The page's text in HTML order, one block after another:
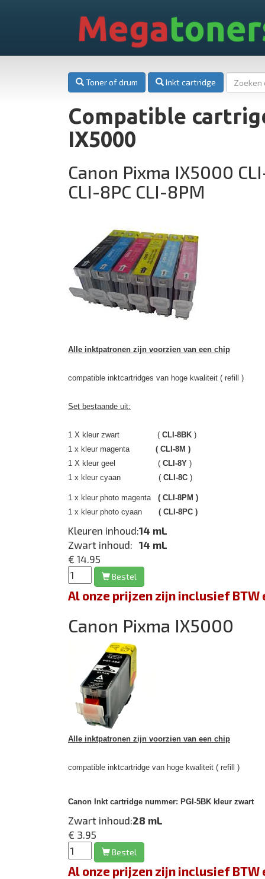
Mega
Toner of drum Inkt cartridge
Compatible
IX5000
Canon Pixma IX5000
CLI-8PC CLI-8PM
Alle inktpatronen zijn voorzien van een chip
compatible inktcartridges van hoge kwaliteit ( refill )
Set bestaande uit:
1 X kleur zwart ( CLI-8BK )
1 x kleur magenta ( CLI-8M )
1 X kleur geel ( CLI-8Y )
1 x kleur cyaan ( CLI-8C )
1 x kleur photo magenta ( CLI-8PM )
1 x kleur photo cyaan ( CLI-8PC )
Kleuren inhoud:14 mL
Zwart inhoud: 14 mL
€ 14.95
Bestel
Al onze prijzen zijn inclusief
Canon Pixma IX5000
Alle inktpatronen zijn voorzien van een chip
compatible inktcartridge van hoge kwaliteit ( refill )
Canon Inkt cartridge nummer: PGI-5BK kleur zwart
Zwart inhoud:28 mL
€ 3.95
Bestel
Al onze prijzen zijn inclusief